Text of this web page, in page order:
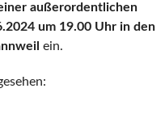
außerordentlichen
um 19.00 Uhr in den
ein.